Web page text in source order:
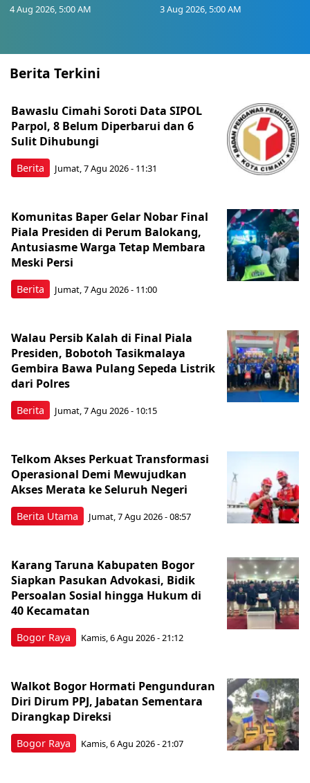
4 Aug 2026, 5:00 AM 3 Aug 2026, 5:00 AM
Berita Terkini
Berita
Bawaslu Cimahi Soroti Data SIPOL
Parpol, 8 Belum Diperbarui dan 6
Sulit Dihubungi
Jumat, 7 Agu 2026 - 11:31
Berita
Komunitas Baper Gelar Nobar Final
Piala Presiden di Perum Balokang,
Antusiasme Warga Tetap Membara
Meski Persi
Jumat, 7 Agu 2026 - 11:00
Berita
Walau Persib Kalah di Final Piala
Presiden, Bobotoh Tasikmalaya
Gembira Bawa Pulang Sepeda Listrik
dari Polres
Jumat, 7 Agu 2026 - 10:15
Berita Utama
Telkom Akses Perkuat Transformasi
Operasional Demi Mewujudkan
Akses Merata ke Seluruh Negeri
Jumat, 7 Agu 2026 - 08:57
Bogor Raya
Karang Taruna Kabupaten Bogor
Siapkan Pasukan Advokasi, Bidik
Persoalan Sosial hingga Hukum di
40 Kecamatan
Kamis, 6 Agu 2026 - 21:12
Bogor Raya
Walkot Bogor Hormati Pengunduran
Diri Dirum PPJ, Jabatan Sementara
Dirangkap Direksi
Kamis, 6 Agu 2026 - 21:07